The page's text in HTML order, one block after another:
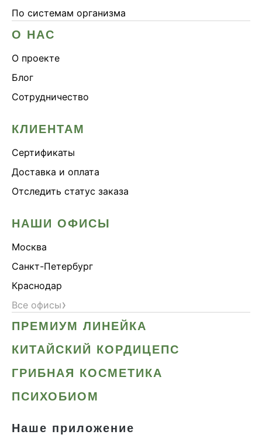
По системам организма
О НАС
О проекте
Блог
Сотрудничество
КЛИЕНТАМ
Сертификаты
Доставка и оплата
Отследить статус заказа
НАШИ ОФИСЫ
Москва
Санкт-Петербург
Краснодар
Все офисы›
ПРЕМИУМ ЛИНЕЙКА
КИТАЙСКИЙ КОРДИЦЕПС
ГРИБНАЯ КОСМЕТИКА
ПСИХОБИОМ
Наше приложение